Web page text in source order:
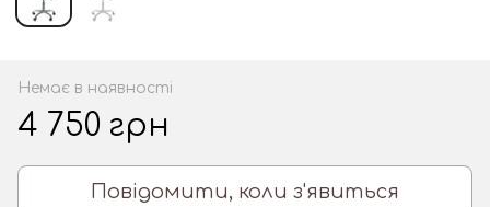
Немає в наявності
4 750 грн
Повідомити, коли з'явиться